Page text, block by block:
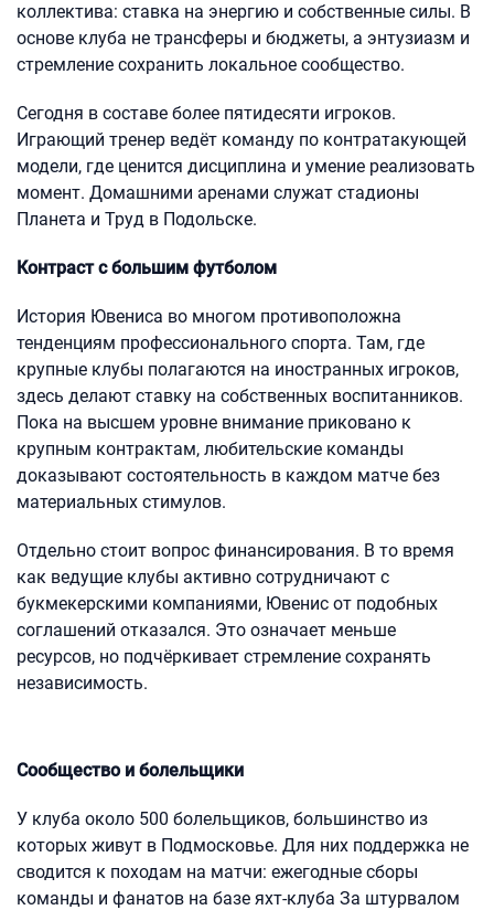
коллектива: ставка на энергию и собственные силы. В
основе клуба не трансферы и бюджеты, а энтузиазм и
стремление сохранить локальное сообщество.
Сегодня в составе более пятидесяти игроков.
Играющий тренер ведёт команду по контратакующей
модели, где ценится дисциплина и умение реализовать
момент. Домашними аренами служат стадионы
Планета и Труд в Подольске.
Контраст с большим футболом
История Ювениса во многом противоположна
тенденциям профессионального спорта. Там, где
крупные клубы полагаются на иностранных игроков,
здесь делают ставку на собственных воспитанников.
Пока на высшем уровне внимание приковано к
крупным контрактам, любительские команды
доказывают состоятельность в каждом матче без
материальных стимулов.
Отдельно стоит вопрос финансирования. В то время
как ведущие клубы активно сотрудничают с
букмекерскими компаниями, Ювенис от подобных
соглашений отказался. Это означает меньше
ресурсов, но подчёркивает стремление сохранять
независимость.
Сообщество и болельщики
У клуба около 500 болельщиков, большинство из
которых живут в Подмосковье. Для них поддержка не
сводится к походам на матчи: ежегодные сборы
команды и фанатов на базе яхт-клуба За штурвалом